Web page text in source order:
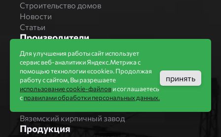
Строительство домов
Новости
Статьи
Производители
Бренды
Bonolit
Завод Мстера
Вышневолоцкая керамика
Магма Керамик
Вяземский кирпичный завод
Продукция
Для улучшения работы сайт использует
сервис веб-аналитики Яндекс.Метрика с
помощью технологии «cookie». Продолжая
работу с сайтом, Вы разрешаете
использование cookie-файлови соглашаетесь
справилами обработки персональных данных.
принять